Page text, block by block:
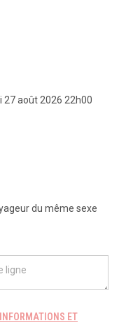
27 août 2026 22h00
du même sexe
INFORMATIONS ET